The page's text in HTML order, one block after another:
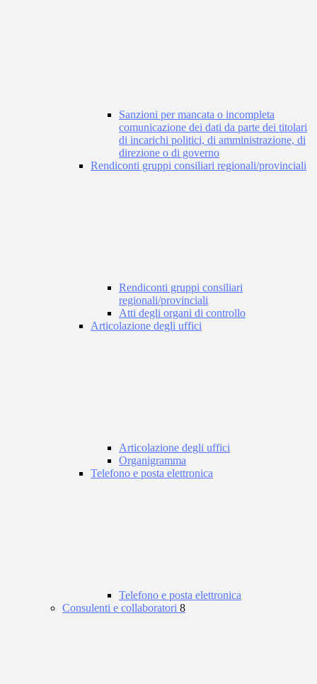
Sanzioni per mancata o incompleta
comunicazione dei dati da parte dei titolari
di incarichi politici, di amministrazione, di
direzione o di governo
Rendiconti gruppi consiliari regionali/provinciali
Rendiconti gruppi consiliari
regionali/provinciali
Atti degli organi di controllo
Articolazione degli uffici
Articolazione degli uffici
Organigramma
Telefono e posta elettronica
Telefono e posta elettronica
Consulenti e collaboratori 8